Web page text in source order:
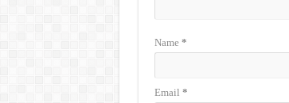
Name *
Email *